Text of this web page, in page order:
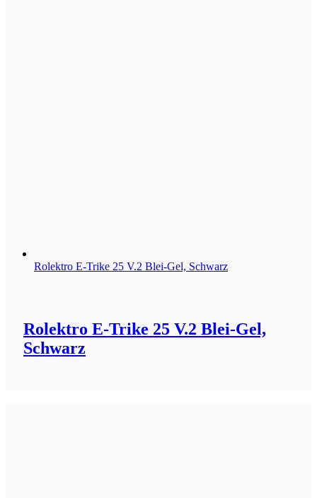
Rolektro E-Trike 25 V.2 Blei-Gel, Schwarz
Rolektro E-Trike 25 V.2 Blei-Gel,
Schwarz